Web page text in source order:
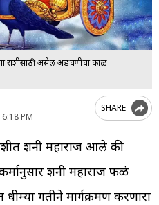
राशीसाठी असेल अडचणीचा काळ
PM
SHARE
शनी महाराज आले की
शनी महाराज फळं
धीम्या गतीने मार्गक्रमण करणारा